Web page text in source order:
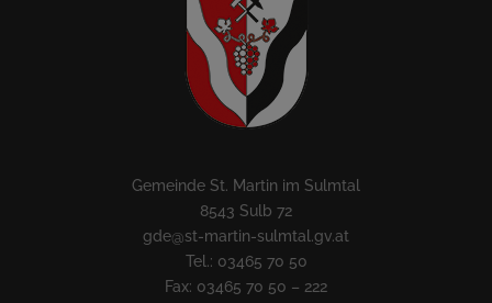
Gemeinde St. Martin im Sulmtal
8543 Sulb 72
gde@st-martin-sulmtal.gv.at
Tel.: 03465 70 50
Fax: 03465 70 50 – 222